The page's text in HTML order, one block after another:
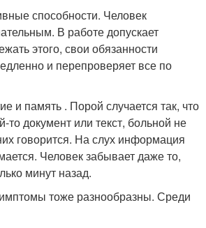
способности. Человек
В работе допускает
этого, свои обязанности
и перепроверяет все по
и память . Порой случается так, что
то документ или текст, больной не
говорится. На слух информация
Человек забывает даже то,
минут назад.
тоже разнообразны. Среди